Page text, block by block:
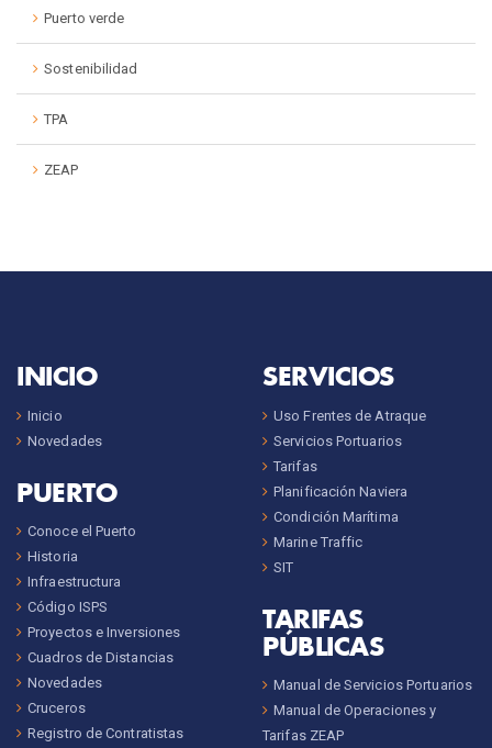
Puerto verde
Sostenibilidad
TPA
ZEAP
INICIO
Inicio
Novedades
PUERTO
Conoce el Puerto
Historia
Infraestructura
Código ISPS
Proyectos e Inversiones
Cuadros de Distancias
Novedades
Cruceros
Registro de Contratistas
SERVICIOS
Uso Frentes de Atraque
Servicios Portuarios
Tarifas
Planificación Naviera
Condición Marítima
Marine Traffic
SIT
TARIFAS
PÚBLICAS
Manual de Servicios Portuarios
Manual de Operaciones y
Tarifas ZEAP